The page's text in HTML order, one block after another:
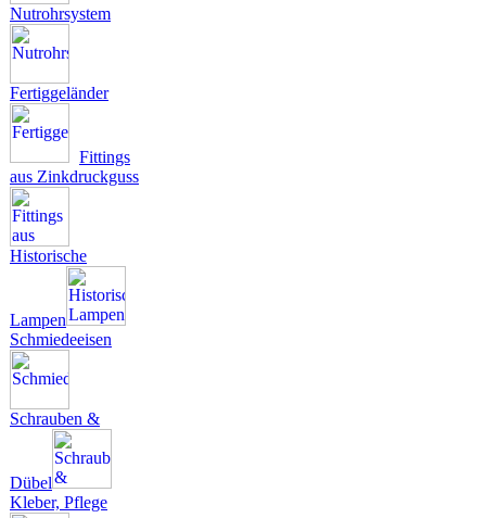
Nutrohrsystem
Fertiggeländer
Fittings
aus Zinkdruckguss
Historische
Lampen
Schmiedeeisen
Schrauben &
Dübel
Kleber, Pflege